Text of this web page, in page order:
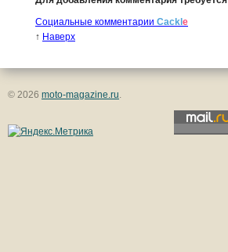
Социальные комментарии Cackl e
↑ Наверх
© 2026 moto-magazine.ru.